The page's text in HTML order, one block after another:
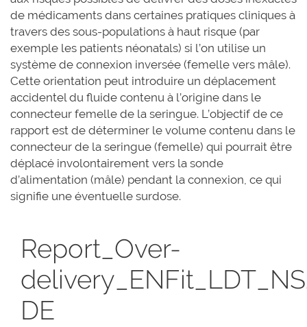
de médicaments dans certaines pratiques cliniques à
travers des sous-populations à haut risque (par
exemple les patients néonatals) si l’on utilise un
système de connexion inversée (femelle vers mâle).
Cette orientation peut introduire un déplacement
accidentel du fluide contenu à l’origine dans le
connecteur femelle de la seringue. L’objectif de ce
rapport est de déterminer le volume contenu dans le
connecteur de la seringue (femelle) qui pourrait être
déplacé involontairement vers la sonde
d’alimentation (mâle) pendant la connexion, ce qui
signifie une éventuelle surdose.
Report_Over-
DE